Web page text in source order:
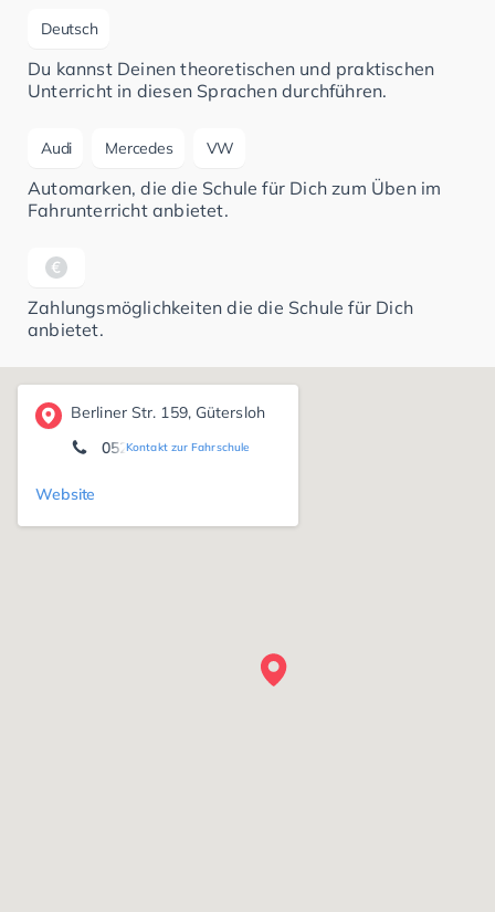
Deutsch
Du kannst Deinen theoretischen und praktischen
Unterricht in diesen Sprachen durchführen.
Audi Mercedes VW
Automarken, die die Schule für Dich zum Üben im
Fahrunterricht anbietet.
Zahlungsmöglichkeiten die die Schule für Dich
anbietet.
Berliner Str. 159, Gütersloh
Kontakt zur Fahrschule
05241 - 29096
Website